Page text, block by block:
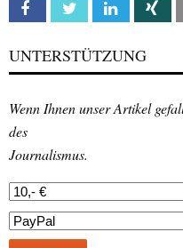
Facebook Twitter Linkedin
UNTERSTÜTZUNG
Wenn Ihnen unser Artikel
des
Journalismus.